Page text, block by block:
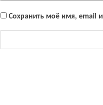
Сохранить моё имя, email